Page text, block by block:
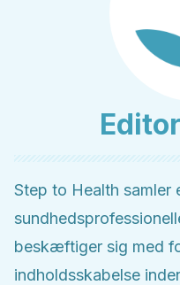
Step to Health samler
beskæftiger sig med
indholdsskabelse